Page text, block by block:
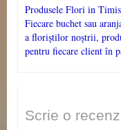
Produsele Flori in
Fiecare buchet sau
a floriștilor noștrii,
pentru fiecare client în
Scrie o